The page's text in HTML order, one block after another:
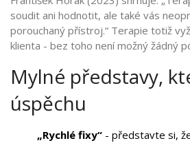
soudit ani hodnotit, ale také vás
porouchaný přístroj.“ Terapie totiž
klienta - bez toho není možný žádný
Mylné představy,
úspěchu
„Rychlé fixy“ - představte si,